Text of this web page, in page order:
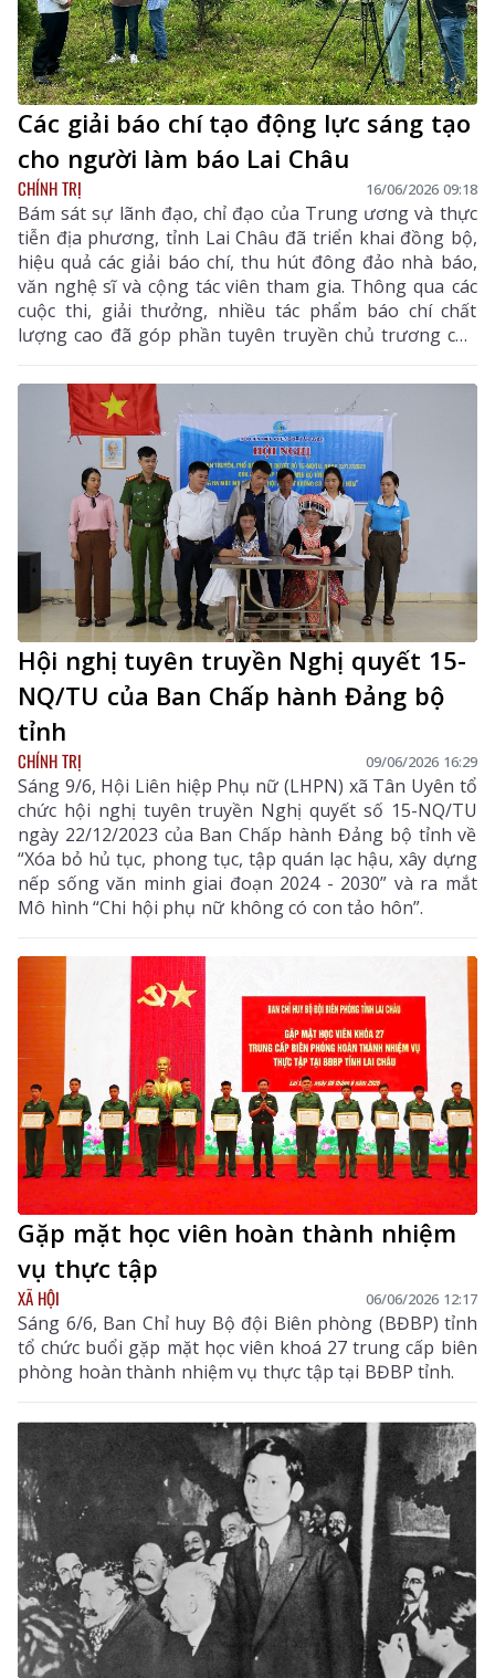
Các giải báo chí tạo động lực sáng tạo
cho người làm báo Lai Châu
CHÍNH TRỊ 16/06/2026 09:18
Bám sát sự lãnh đạo, chỉ đạo của Trung ương và thực
tiễn địa phương, tỉnh Lai Châu đã triển khai đồng bộ,
hiệu quả các giải báo chí, thu hút đông đảo nhà báo,
văn nghệ sĩ và cộng tác viên tham gia. Thông qua các
cuộc thi, giải thưởng, nhiều tác phẩm báo chí chất
lượng cao đã góp phần tuyên truyền chủ trương của
Đảng, chính sách pháp luật của Nhà nước, quảng bá
hình ảnh đất và người Lai Châu; lan tỏa những giá trị
tốt đẹp trong đời sống xã hội.
Hội nghị tuyên truyền Nghị quyết 15-
NQ/TU của Ban Chấp hành Đảng bộ
tỉnh
CHÍNH TRỊ 09/06/2026 16:29
Sáng 9/6, Hội Liên hiệp Phụ nữ (LHPN) xã Tân Uyên tổ
chức hội nghị tuyên truyền Nghị quyết số 15-NQ/TU
ngày 22/12/2023 của Ban Chấp hành Đảng bộ tỉnh về
“Xóa bỏ hủ tục, phong tục, tập quán lạc hậu, xây dựng
nếp sống văn minh giai đoạn 2024 - 2030” và ra mắt
Mô hình “Chi hội phụ nữ không có con tảo hôn”.
Gặp mặt học viên hoàn thành nhiệm
vụ thực tập
XÃ HỘI 06/06/2026 12:17
Sáng 6/6, Ban Chỉ huy Bộ đội Biên phòng (BĐBP) tỉnh
tổ chức buổi gặp mặt học viên khoá 27 trung cấp biên
phòng hoàn thành nhiệm vụ thực tập tại BĐBP tỉnh.